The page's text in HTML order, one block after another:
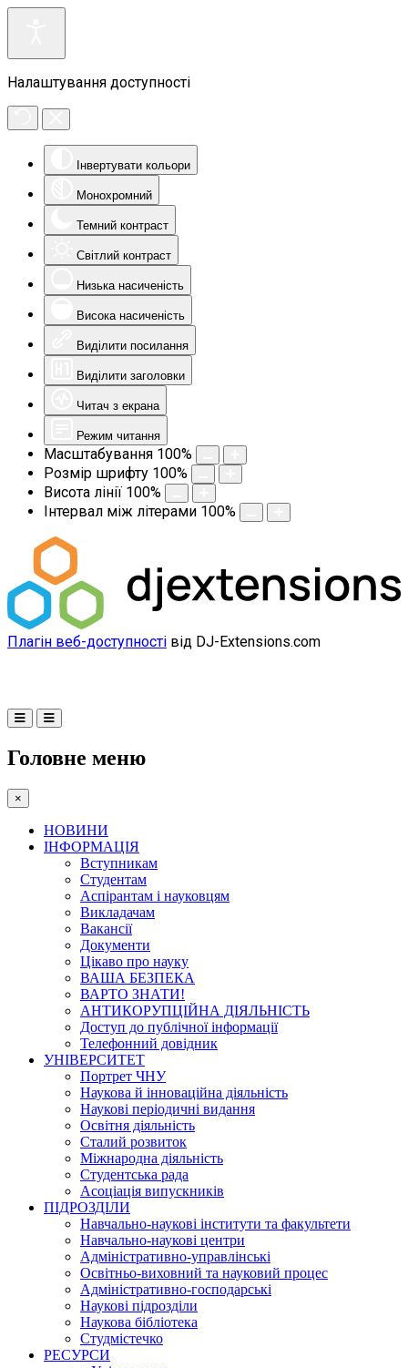
Налаштування доступності
Інвертувати кольори
Монохромний
Темний контраст
Світлий контраст
Низька насиченість
Висока насиченість
Виділити посилання
Виділити заголовки
Читач з екрана
Режим читання
Масштабування 100%
Розмір шрифту 100%
Висота лінії 100%
Інтервал між літерами 100%
Плагін веб-доступності від DJ-Extensions.com
Головне меню
×
НОВИНИ
ІНФОРМАЦІЯ
Вступникам
Студентам
Аспірантам і науковцям
Викладачам
Вакансії
Документи
Цікаво про науку
ВАША БЕЗПЕКА
ВАРТО ЗНАТИ!
АНТИКОРУПЦІЙНА ДІЯЛЬНІСТЬ
Доступ до публічної інформації
Телефонний довідник
УНІВЕРСИТЕТ
Портрет ЧНУ
Наукова й інноваційна діяльність
Наукові періодичні видання
Освітня діяльність
Сталий розвиток
Міжнародна діяльність
Студентська рада
Асоціація випускників
ПІДРОЗДІЛИ
Навчально-наукові інститути та факультети
Навчально-наукові центри
Адміністративно-управлінські
Освітньо-виховний та науковий процес
Адміністративно-господарські
Наукові підрозділи
Наукова бібліотека
Студмістечко
РЕСУРСИ